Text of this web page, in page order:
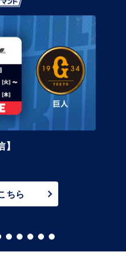
ちら